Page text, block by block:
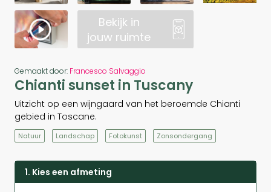
Bekijk in
jouw ruimte
Gemaakt door: Francesco Salvaggio
Chianti sunset in Tuscany
Uitzicht op een wijngaard van het beroemde Chianti
gebied in Toscane.
Natuur Landschap Fotokunst Zonsondergang
1. Kies een afmeting